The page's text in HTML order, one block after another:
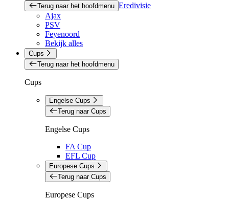
Terug naar het hoofdmenu Eredivisie
Ajax
PSV
Feyenoord
Bekijk alles
Cups
Terug naar het hoofdmenu
Cups
Engelse Cups
Terug naar Cups
Engelse Cups
FA Cup
EFL Cup
Europese Cups
Terug naar Cups
Europese Cups